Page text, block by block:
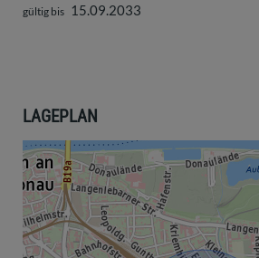
gültig bis 15.09.2033
LAGEPLAN